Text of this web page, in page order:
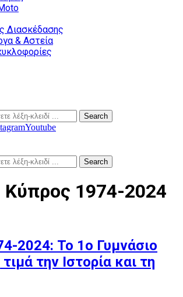
Διασκέδασης
& Αστεία
Search
Youtube
Search
Κύπρος 1974-2024
2024: Το 1ο Γυμνάσιο
την Ιστορία και τη